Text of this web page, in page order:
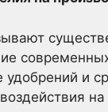
удобрений и